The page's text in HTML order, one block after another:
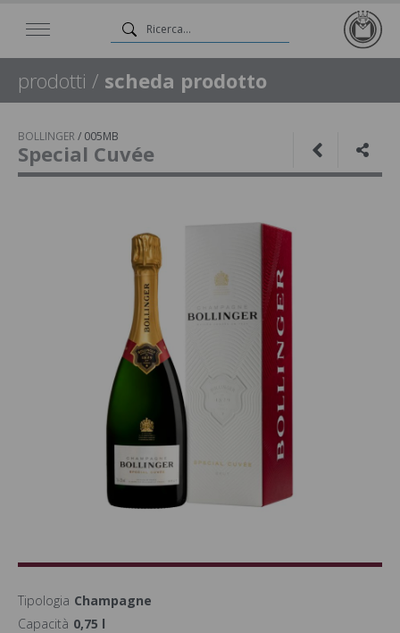
prodotti / scheda prodotto
BOLLINGER / 005MB
Special Cuvée
Tipologia Champagne
Capacità 0,75 l